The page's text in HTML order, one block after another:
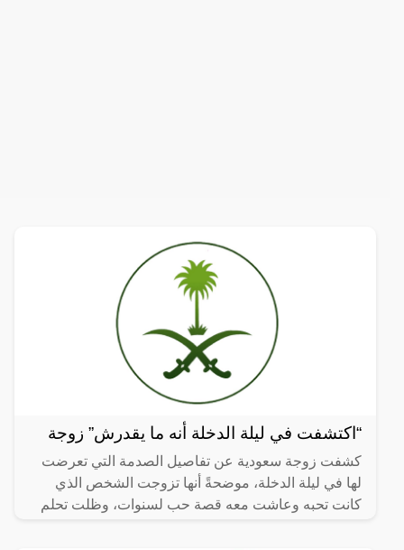
“اكتشفت في ليلة الدخلة أنه ما يقدرش” زوجة
كشفت زوجة سعودية عن تفاصيل الصدمة التي تعرضت
لها في ليلة الدخلة، موضحةً أنها تزوجت الشخص الذي
كانت تحبه وعاشت معه قصة حب لسنوات، وظلت تحلم